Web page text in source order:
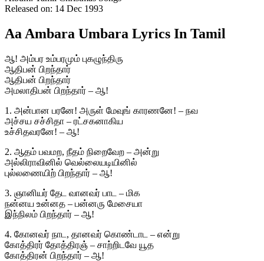
Released on: 14 Dec 1993
Aa Ambara Umbara Lyrics In Tamil
ஆ! அம்பர உம்பரமும் புகழுந்திரு
ஆதிபன் பிறந்தார்
ஆதிபன் பிறந்தார்
அமலாதிபன் பிறந்தார் – ஆ!
1. அன்பான பரனே! அருள் மேவுங் காரணனே! – நவ
அச்சய சச்சிதா – ரட்சகனாகிய
உச்சிதவரனே! – ஆ!
2. ஆதம் பவமற, நீதம் நிறைவேற – அன்று
அல்லிராவினில் வெல்லையடியினில்
புல்லணையிற் பிறந்தார் – ஆ!
3. ஞானியர் தேட வானவர் பாட – மிக
நன்னய உன்னத – பன்னரு மேசையா
இந்நிலம் பிறந்தார் – ஆ!
4. கோனவர் நாட, தானவர் கொண்டாட – என்று
கோத்திரர் தோத்திரஞ் – சாற்றிடவே யூத
கோத்திரன் பிறந்தார் – ஆ!